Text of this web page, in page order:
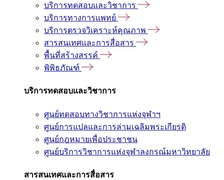
บริการทดสอบและวิชาการ
บริการทางการแพทย์
บริการตรวจวิเคราะห์คุณภาพ
สารสนเทศและการสื่อสาร
พื้นที่สร้างสรรค์
พิพิธภัณฑ์
บริการทดสอบและวิชาการ
ศูนย์ทดสอบทางวิชาการแห่งจุฬาฯ
ศูนย์การแปลและการล่ามเฉลิมพระเกียรติ
ศูนย์กฎหมายเพื่อประชาชน
ศูนย์บริการวิชาการแห่งจุฬาลงกรณ์มหาวิทยาลัย
สารสนเทศและการสื่อสาร